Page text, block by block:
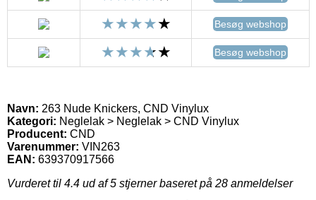
Besøg webshop
Besøg webshop
Navn: 263 Nude Knickers, CND Vinylux
Kategori: Neglelak > Neglelak > CND Vinylux
Producent: CND
Varenummer: VIN263
EAN: 639370917566
Vurderet til 4.4 ud af 5 stjerner baseret på 28 anmeldelser